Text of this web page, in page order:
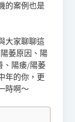
的案例也是
大家聊聊這
萎原因、陽
、陽痿/陽萎
年的你，更
時啊～